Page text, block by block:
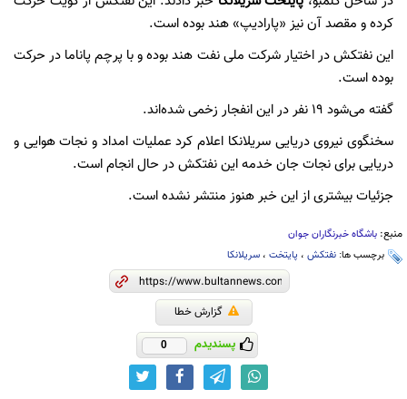
کرده و مقصد آن نیز «پارادیپ» هند بوده است.
این نفتکش در اختیار شرکت ملی نفت هند بوده و با پرچم پاناما در حرکت
بوده است.
گفته می‌شود ۱۹ نفر در این انفجار زخمی شده‌اند.
سخنگوی نیروی دریایی سریلانکا اعلام کرد عملیات امداد و نجات هوایی و
دریایی برای نجات جان خدمه این نفتکش در حال انجام است.
جزئیات بیشتری از این خبر هنوز منتشر نشده است.
منبع: باشگاه خبرنگاران جوان
برچسب ها: نفتکش ، پایتخت ، سریلانکا
گزارش خطا
پسندیدم 0